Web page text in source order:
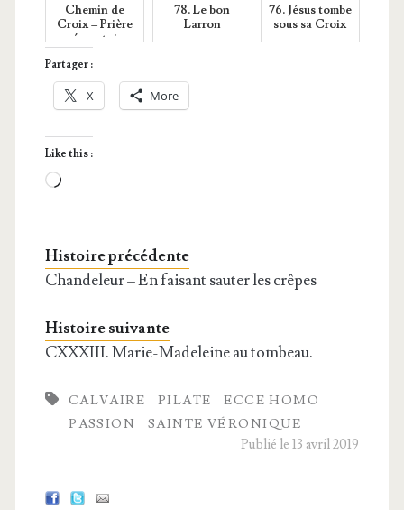
Chemin de
Croix – Prière
préparatoire
78. Le bon
Larron
76. Jésus tombe
sous sa Croix
Partager :
X More
Like this :
Loa­
Histoire précédente
Chandeleur – En faisant sauter les crêpes
Histoire suivante
CXXXIII. Marie-Madeleine au tombeau.
CALVAIRE PILATE
ECCE HOMO
PASSION
SAINTE VÉRONIQUE
Publié le 13 avril 2019